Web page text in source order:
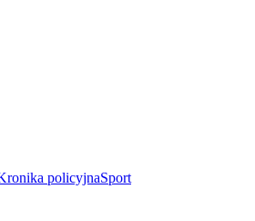
policyjnaSport